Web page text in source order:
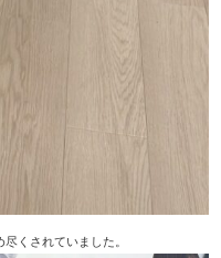
くされていました。